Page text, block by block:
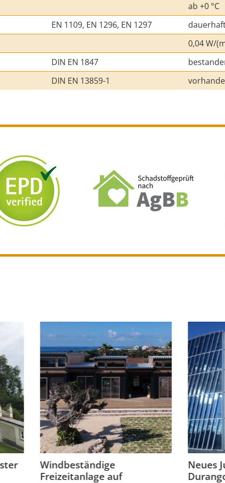
ab +0 °C
EN 1109, EN 1296, EN 1297
dauerhaft
0,04 W/
DIN EN 1847
DIN EN 13859-1
Windbeständige
Freizeitanlage auf
Neues